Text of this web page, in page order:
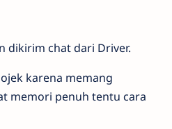
dikirim chat dari Driver.
karena memang
memori penuh tentu cara